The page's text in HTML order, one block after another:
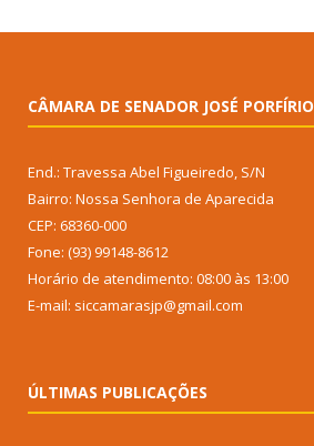
CÂMARA DE SENADOR JOSÉ PORFÍRIO
End.: Travessa Abel Figueiredo, S/N
Bairro: Nossa Senhora de Aparecida
CEP: 68360-000
Fone: (93) 99148-8612
Horário de atendimento: 08:00 às 13:00
E-mail: siccamarasjp@gmail.com
ÚLTIMAS PUBLICAÇÕES